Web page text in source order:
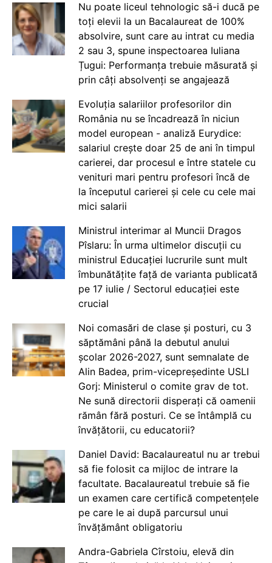
Nu poate liceul tehnologic să-i ducă pe
toți elevii la un Bacalaureat de 100%
absolvire, sunt care au intrat cu media
2 sau 3, spune inspectoarea Iuliana
Țugui: Performanța trebuie măsurată și
prin câți absolvenți se angajează
Evoluția salariilor profesorilor din
România nu se încadrează în niciun
model european - analiză Eurydice:
salariul crește doar 25 de ani în timpul
carierei, dar procesul e între statele cu
venituri mari pentru profesori încă de
la începutul carierei și cele cu cele mai
mici salarii
Ministrul interimar al Muncii Dragos
Pîslaru: În urma ultimelor discuții cu
ministrul Educației lucrurile sunt mult
îmbunătățite față de varianta publicată
pe 17 iulie / Sectorul educației este
crucial
Noi comasări de clase și posturi, cu 3
săptămâni până la debutul anului
școlar 2026-2027, sunt semnalate de
Alin Badea, prim-vicepreședinte USLI
Gorj: Ministerul o comite grav de tot.
Ne sună directorii disperați că oamenii
rămân fără posturi. Ce se întâmplă cu
învățătorii, cu educatorii?
Daniel David: Bacalaureatul nu ar trebui
să fie folosit ca mijloc de intrare la
facultate. Bacalaureatul trebuie să fie
un examen care certifică competențele
pe care le ai după parcursul unui
învățământ obligatoriu
Andra-Gabriela Cîrstoiu, elevă din